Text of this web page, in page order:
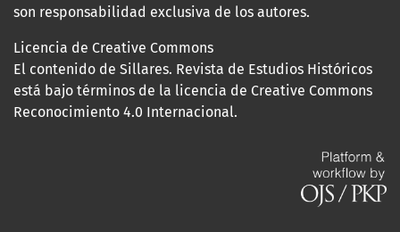
son responsabilidad exclusiva de los autores.
Licencia de Creative Commons
El contenido de Sillares. Revista de Estudios Históricos
está bajo términos de la licencia de Creative Commons
Reconocimiento 4.0 Internacional.